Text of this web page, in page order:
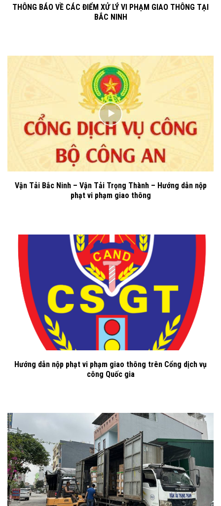
THÔNG BÁO VỀ CÁC ĐIỂM XỬ LÝ VI PHẠM GIAO THÔNG TẠI
BẮC NINH
Vận Tải Bắc Ninh – Vận Tải Trọng Thành – Hướng dẫn nộp
phạt vi phạm giao thông
Hướng dẫn nộp phạt vi phạm giao thông trên Cổng dịch vụ
công Quốc gia